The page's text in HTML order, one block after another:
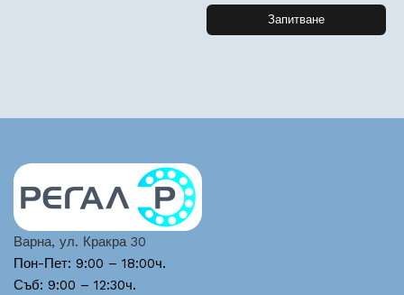
Запитване
Варна, ул. Кракра 30
Пон-Пет: 9:00 – 18:00ч.
Съб: 9:00 – 12:30ч.